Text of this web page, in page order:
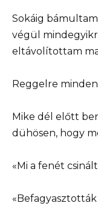
Sokáig
végül
eltávolítottam
Reggelre
Mike dél előtt
dühösen, hogy
«Mi a fenét